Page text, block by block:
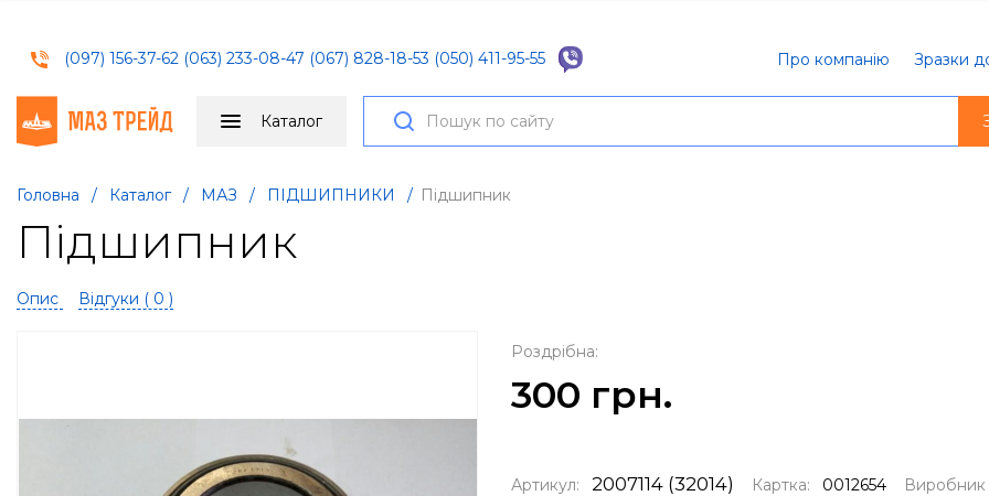
(097) 156-37-62 (063) 233-08-47 (067) 828-18-53 (050) 411-95-55 Про компанію Зразки
Каталог
Головна / Каталог / МАЗ / ПІДШИПНИКИ / Підшипник
Підшипник
Опис Відгуки ( 0 )
Роздрібна:
300 грн.
Артикул: 2007114 (32014) Картка: 0012654 Виробник